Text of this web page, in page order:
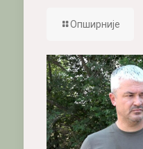
Опширније